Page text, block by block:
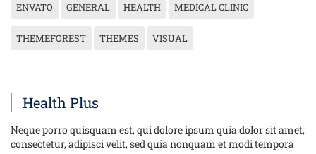
ENVATO GENERAL HEALTH MEDICAL CLINIC
THEMEFOREST THEMES VISUAL
Health Plus
Neque porro quisquam est, qui dolore ipsum quia dolor sit amet,
consectetur, adipisci velit, sed quia nonquam et modi tempora